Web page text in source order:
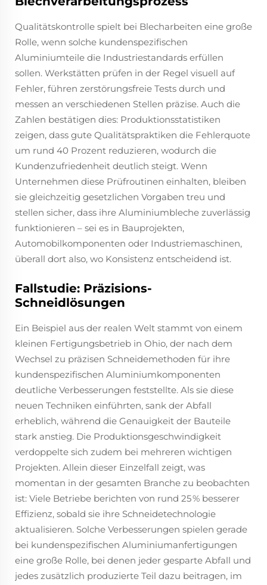
Qualitätskontrolle spielt bei Blecharbeiten eine große
Rolle, wenn solche kundenspezifischen
Aluminiumteile die Industriestandards erfüllen
sollen. Werkstätten prüfen in der Regel visuell auf
Fehler, führen zerstörungsfreie Tests durch und
messen an verschiedenen Stellen präzise. Auch die
Zahlen bestätigen dies: Produktionsstatistiken
zeigen, dass gute Qualitätspraktiken die Fehlerquote
um rund 40 Prozent reduzieren, wodurch die
Kundenzufriedenheit deutlich steigt. Wenn
Unternehmen diese Prüfroutinen einhalten, bleiben
sie gleichzeitig gesetzlichen Vorgaben treu und
stellen sicher, dass ihre Aluminiumbleche zuverlässig
funktionieren – sei es in Bauprojekten,
Automobilkomponenten oder Industriemaschinen,
überall dort also, wo Konsistenz entscheidend ist.
Fallstudie: Präzisions-
Schneidlösungen
Ein Beispiel aus der realen Welt stammt von einem
kleinen Fertigungsbetrieb in Ohio, der nach dem
Wechsel zu präzisen Schneidemethoden für ihre
kundenspezifischen Aluminiumkomponenten
deutliche Verbesserungen feststellte. Als sie diese
neuen Techniken einführten, sank der Abfall
erheblich, während die Genauigkeit der Bauteile
stark anstieg. Die Produktionsgeschwindigkeit
verdoppelte sich zudem bei mehreren wichtigen
Projekten. Allein dieser Einzelfall zeigt, was
momentan in der gesamten Branche zu beobachten
ist: Viele Betriebe berichten von rund 25 % besserer
Effizienz, sobald sie ihre Schneidetechnologie
aktualisieren. Solche Verbesserungen spielen gerade
bei kundenspezifischen Aluminiumanfertigungen
eine große Rolle, bei denen jeder gesparte Abfall und
jedes zusätzlich produzierte Teil dazu beitragen, im